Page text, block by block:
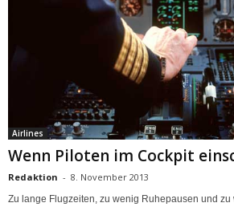
Airlines
Wenn Piloten im Cockpit
Redaktion - 8. November 2013
Zu lange Flugzeiten, zu wenig Ruhepausen und zu